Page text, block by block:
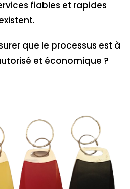
fiables et rapides
que le processus est à
et économique ?